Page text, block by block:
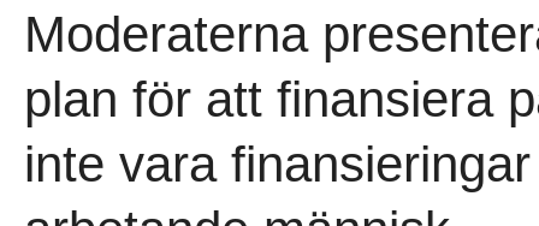
Moderaterna
plan för att finansiera
inte vara